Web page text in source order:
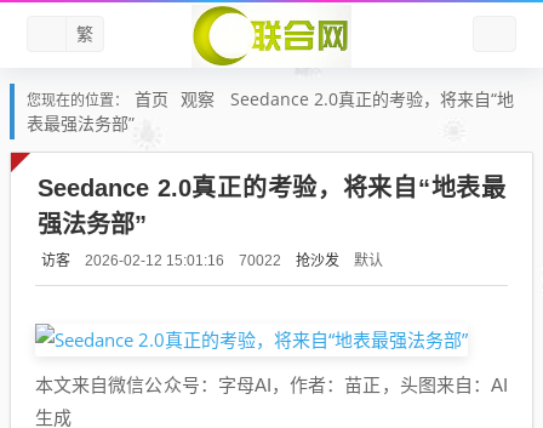
繁
您现在的位置： 首页 观察
Seedance 2.0真正的考验，将来自“地
表最强法务部”
Seedance 2.0真正的考验，将来自“地表最
强法务部”
访客 2026-02-12 15:01:16 70022 抢沙发 默认
本文来自微信公众号：字母AI，作者：苗正，头图来自：AI
生成